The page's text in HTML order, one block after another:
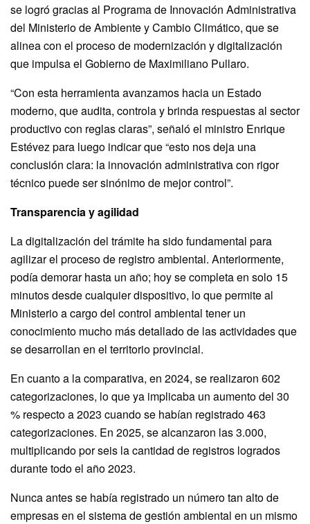
se logró gracias al Programa de Innovación Administrativa
del Ministerio de Ambiente y Cambio Climático, que se
alinea con el proceso de modernización y digitalización
que impulsa el Gobierno de Maximiliano Pullaro.
“Con esta herramienta avanzamos hacia un Estado
moderno, que audita, controla y brinda respuestas al sector
productivo con reglas claras”, señaló el ministro Enrique
Estévez para luego indicar que “esto nos deja una
conclusión clara: la innovación administrativa con rigor
técnico puede ser sinónimo de mejor control”.
Transparencia y agilidad
La digitalización del trámite ha sido fundamental para
agilizar el proceso de registro ambiental. Anteriormente,
podía demorar hasta un año; hoy se completa en solo 15
minutos desde cualquier dispositivo, lo que permite al
Ministerio a cargo del control ambiental tener un
conocimiento mucho más detallado de las actividades que
se desarrollan en el territorio provincial.
En cuanto a la comparativa, en 2024, se realizaron 602
categorizaciones, lo que ya implicaba un aumento del 30
% respecto a 2023 cuando se habían registrado 463
categorizaciones. En 2025, se alcanzaron las 3.000,
multiplicando por seis la cantidad de registros logrados
durante todo el año 2023.
Nunca antes se había registrado un número tan alto de
empresas en el sistema de gestión ambiental en un mismo